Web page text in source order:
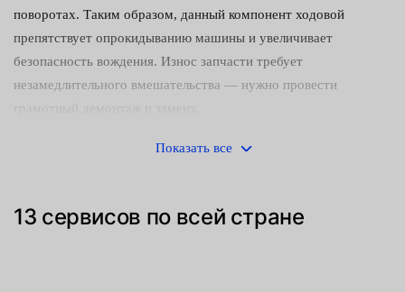
поворотах. Таким образом, данный компонент ходовой
препятствует опрокидыванию машины и увеличивает
безопасность вождения. Износ запчасти требует
незамедлительного вмешательства — нужно провести
Понять, что деталь износилась можно по таким признакам:
смягчение работы подвески;
Показать все
13 сервисов по всей стране